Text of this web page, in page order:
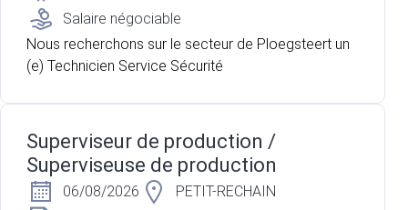
Salaire négociable
Nous recherchons sur le secteur de Ploegsteert un
(e) Technicien Service Sécurité
Superviseur de production /
Superviseuse de production
06/08/2026
PETIT-RECHAIN